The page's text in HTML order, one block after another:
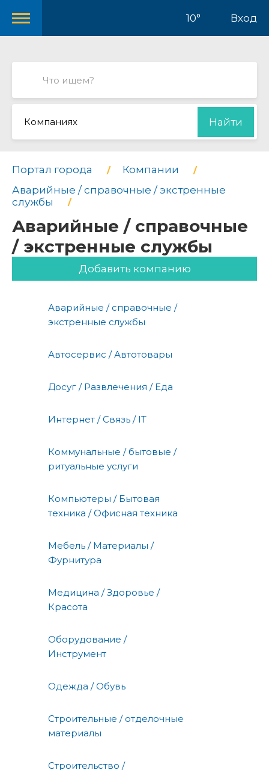
10° Вход
Компаниях Найти
Портал города
Компании
Аварийные / справочные / экстренные
службы
Аварийные / справочные
/ экстренные службы
Добавить компанию
Аварийные / справочные /
экстренные службы
Автосервис / Автотовары
Досуг / Развлечения / Еда
Интернет / Связь / IT
Коммунальные / бытовые /
ритуальные услуги
Компьютеры / Бытовая
техника / Офисная техника
Мебель / Материалы /
Фурнитура
Медицина / Здоровье /
Красота
Оборудование /
Инструмент
Одежда / Обувь
Строительные / отделочные
материалы
Строительство /